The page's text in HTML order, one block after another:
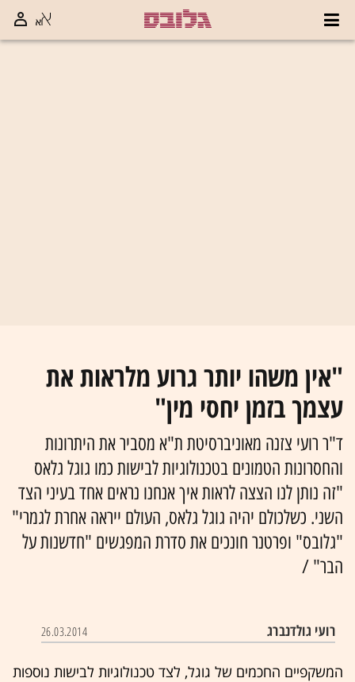
"אין משהו יותר גרוע מלראות את
עצמך בזמן יחסי מין"
ד"ר רועי צזנה מאוניברסיטת ת"א מסביר את היתרונות
והחסרונות הטמונים בטכנולוגיות לבישות כמו גוגל גלאס
"זה נותן לנו הצצה לראות איך אנחנו נראים אחד בעיני הצד
השני. כשלכולם יהיה גוגל גלאס, העולם ייראה אחרת לגמרי"
"גלובס" ופרטנר חונכים את סדרת המפגשים "חדשנות על
הבר" /
רועי גולדנברג 26.03.2014
המשקפיים החכמים של גוגל, לצד טכנולוגיות לבישות נוספות